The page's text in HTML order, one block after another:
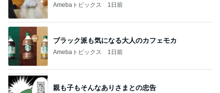
Amebaトピックス 1日前
ブラック派も気になる大人のカフェモカ
Amebaトピックス 1日前
親も子もそんなありさまとの忠告